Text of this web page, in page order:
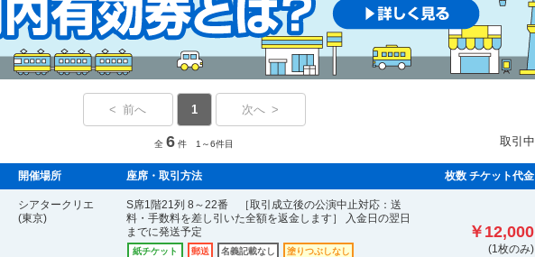
取引中
< 前へ 1 次へ >
全 6 件 1～6件目
開催場所 座席・取引方法 枚数 チケット代金
シアタークリエ
(東京)
S席1階21列 8～22番 ［取引成立後の公演中止対応：送
料・手数料を差し引いた全額を返金します］ 入金日の翌日
までに発送予定
紙チケット 郵送 名義記載なし 塗りつぶしなし
￥12,000
(1枚のみ)